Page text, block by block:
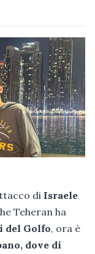
di Israele
Teheran ha
del Golfo, ora è
dove di